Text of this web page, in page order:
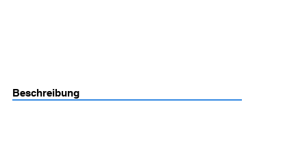
Beschreibung